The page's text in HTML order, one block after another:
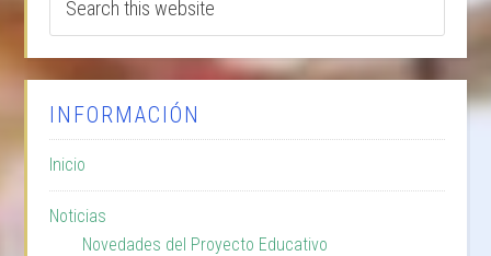
INFORMACIÓN
Inicio
Noticias
Novedades del Proyecto Educativo